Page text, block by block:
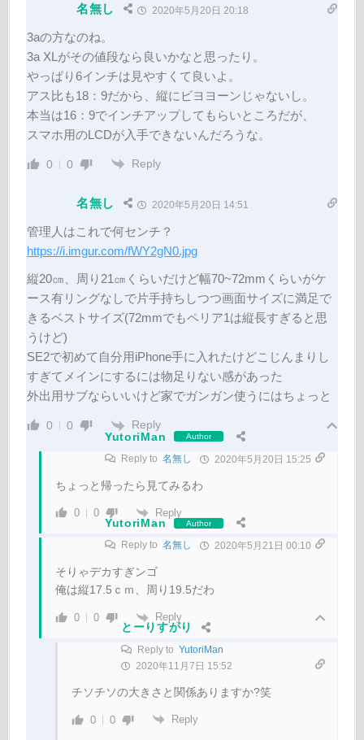
名無し 2020年5月20日 20:18
3aの方なのね。
3a XLがその値段なら良いかなと思ったり。
やっぱり6インチは見やすくて良いよ。
アス比も18：9だから、縦にビヨヨーンじゃないし。
本当は16：9でインチアップしてもらいところだが、
スマホ用のLCDが入手できないんだろうな。
0 0 Reply
名無し 2020年5月20日 14:51
管理人はこれで何センチ？
https://i.imgur.com/fWY2gN0.jpg
縦20㎝、周り21㎝くらいだけど幅70~72mmくらいがケ
ース有リングなしで片手持ちしつつ画面サイズに満足で
きるベストサイズ(72mmでもペリア1は縦長すぎると思
うけど)
SE2で初めて自分用iPhone手に入れたけどこじんまりし
すぎてメインにするには物足りない感があった
外出用サブならいいけど家でガンガン使うにはちょっと
0 0
Reply
YutoriMan
Author
Reply to 名無し 2020年5月20日 15:25
ちょっと帰ったら見てみるわ
0 0 Reply
YutoriMan Author
Reply to 名無し 2020年5月21日 00:10
そりゃデカすぎンゴ
俺は縦17.5ｃｍ、周り19.5だわ
0 0 Reply
とーりすがり
Reply to YutoriMan
2020年11月7日 15:52
チソチソの大きさと関係ありますか?笑
0 0 Reply